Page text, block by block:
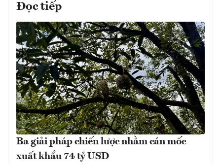
Đọc tiếp
Ba giải pháp chiến lược nhằm cán mốc
xuất khẩu 74 tỷ USD